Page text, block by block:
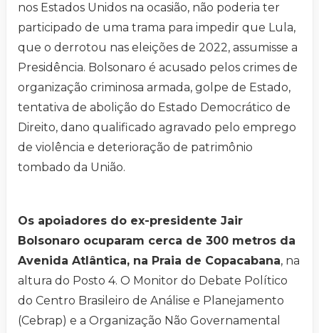
nos Estados Unidos na ocasião, não poderia ter
participado de uma trama para impedir que Lula,
que o derrotou nas eleições de 2022, assumisse a
Presidência. Bolsonaro é acusado pelos crimes de
organização criminosa armada, golpe de Estado,
tentativa de abolição do Estado Democrático de
Direito, dano qualificado agravado pelo emprego
de violência e deterioração de patrimônio
tombado da União.
Os apoiadores do ex-presidente Jair
Bolsonaro ocuparam cerca de 300 metros da
Avenida Atlântica, na Praia de Copacabana, na
altura do Posto 4. O Monitor do Debate Político
do Centro Brasileiro de Análise e Planejamento
(Cebrap) e a Organização Não Governamental